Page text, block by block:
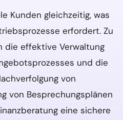
Kunden gleichzeitig, was
erfordert. Zu
die effektive Verwaltung
und die
von
von Besprechungsplänen
eine sichere